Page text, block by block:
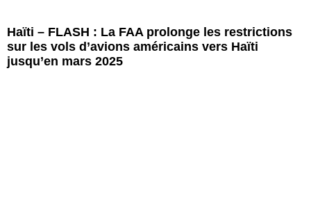
Haïti – FLASH : La FAA prolonge les restrictions
sur les vols d’avions américains vers Haïti
jusqu’en mars 2025